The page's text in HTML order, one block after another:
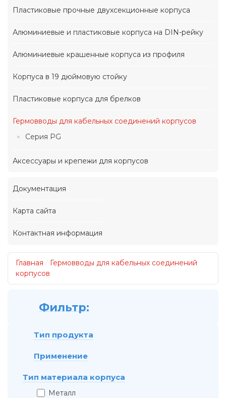
Пластиковые прочные двухсекционные корпуса
Алюминиевые и пластиковые корпуса на DIN-рейку
Алюминиевые крашенные корпуса из профиля
Корпуса в 19 дюймовую стойку
Пластиковые корпуса для брелков
Гермовводы для кабельных соединений корпусов
Серия PG
Аксессуары и крепежи для корпусов
Документация
Карта сайта
Контактная информация
Главная
Гермовводы для кабельных соединений
корпусов
Тип продукта
Применение
Тип материала корпуса
Металл